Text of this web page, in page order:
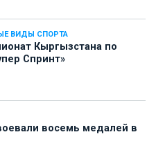
ВИДЫ СПОРТА
Кыргызстана по
Спринт»
восемь медалей в